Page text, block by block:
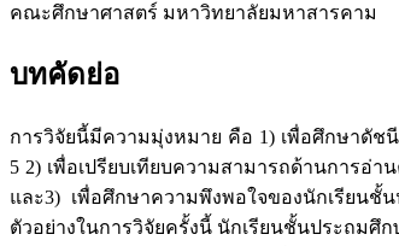
คณะศึกษาศาสตร์ มหาวิทยาลัยมหาสารคาม
บทคัดย่อ
การวิจัยนี้มีความมุ่งหมาย คือ 1) เพื่อศึกษาดัช
5 2) เพื่อเปรียบเทียบความสามารถด้านการอ่
และ3) เพื่อศึกษาความพึงพอใจของนักเรียน
ตัวอย่างในการวิจัยครั้งนี้ นักเรียนชั้นประถมศึ